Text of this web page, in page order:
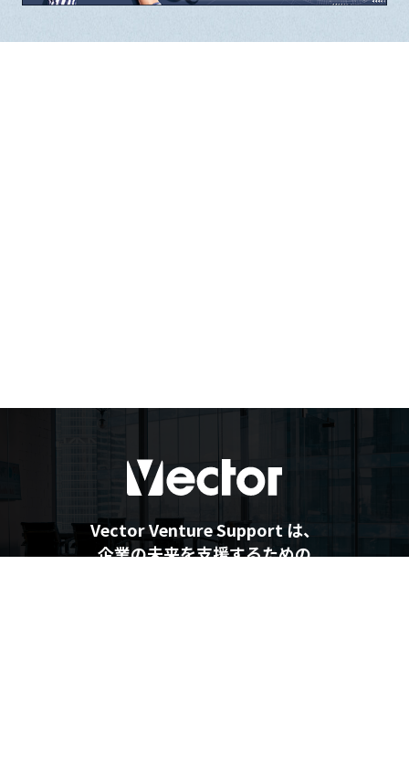
Vector Venture Support は、
企業の未来を支援するための